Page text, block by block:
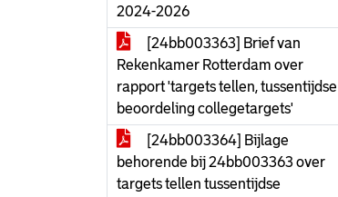
2024-2026
[24bb003363] Brief van
Rekenkamer Rotterdam over
rapport 'targets tellen, tussentijdse
beoordeling collegetargets'
[24bb003364] Bijlage
behorende bij 24bb003363 over
targets tellen tussentijdse